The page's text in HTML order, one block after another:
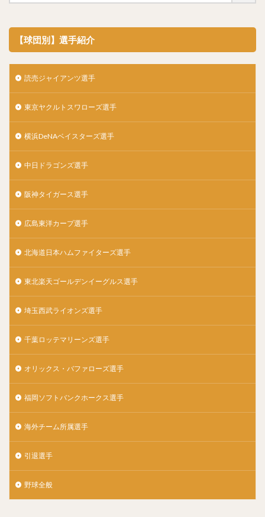
【球団別】選手紹介
読売ジャイアンツ選手
東京ヤクルトスワローズ選手
横浜DeNAベイスターズ選手
中日ドラゴンズ選手
阪神タイガース選手
広島東洋カープ選手
北海道日本ハムファイターズ選手
東北楽天ゴールデンイーグルス選手
埼玉西武ライオンズ選手
千葉ロッテマリーンズ選手
オリックス・バファローズ選手
福岡ソフトバンクホークス選手
海外チーム所属選手
引退選手
野球全般
仁志敏久（にしとしひさ）
太田光（おおたひかる）
翁田大勢（おうたたいせい）
山崎颯一郎（やまざきそういちろう）
ロベルト・オスナ・キンテーロ
アレクサンダー・ラモン・ラミレス・キニョネス
千賀滉大（せんがこうだい）
大山悠輔（おおやまゆうすけ）
岸孝之（きしたかゆき）
明石健志（あかしけんじ）
栗原陵矢（くりはらりょうや）
熊代聖人（くましろまさと）
秋山翔吾（あきやましょうご）
宮台康平（みやだいこうへい）
堂林翔太（どうばやししょうた）
ダルビッシュ・セファット・ファリード・有
中井大介（なかいだいすけ）
小深田大翔（こぶかたひろと）
佐々木千隼（ささきちはや）
岸潤一郎（きしじゅんいちろう）